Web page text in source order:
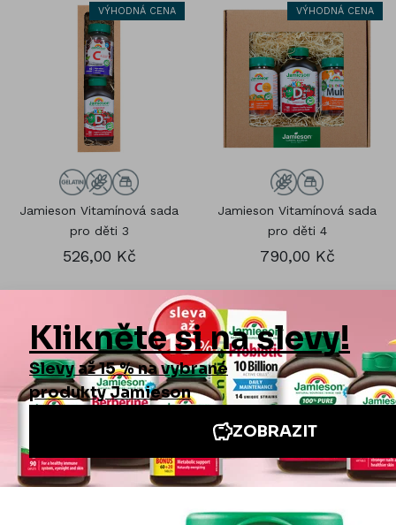
VÝHODNÁ CENA
Jamieson Vitamínová sada
pro děti 3
526,00 Kč
VÝHODNÁ CENA
Jamieson Vitamínová sada
pro děti 4
790,00 Kč